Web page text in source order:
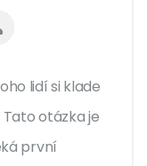
lidí si klade
otázka je
první